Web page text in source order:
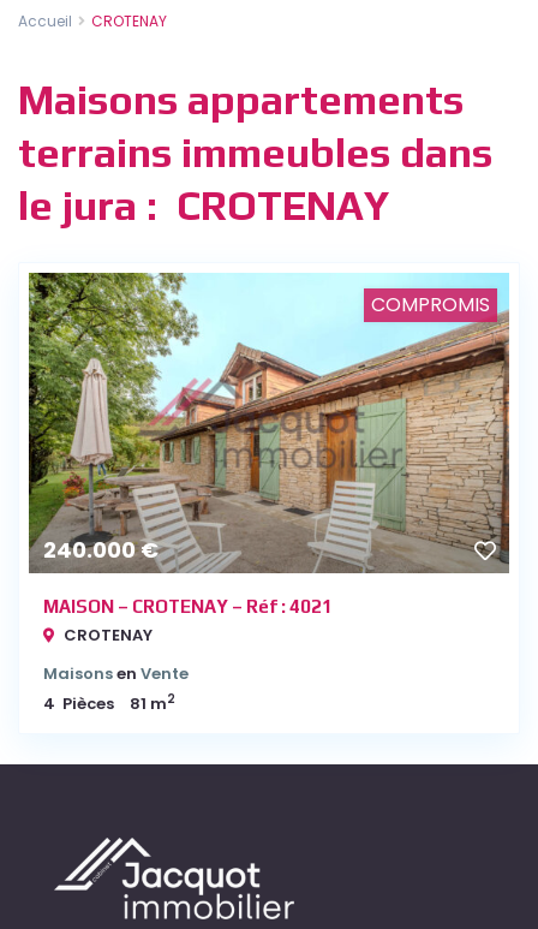
Accueil CROTENAY
Maisons appartements
terrains immeubles dans
le jura : CROTENAY
240.000 €
COMPROMIS
MAISON – CROTENAY – Réf : 4021
CROTENAY
Maisonsen Vente
4 Pièces 81 m2